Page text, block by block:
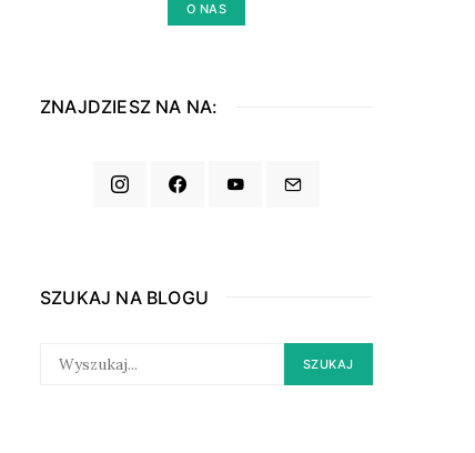
O NAS
ZNAJDZIESZ NA NA:
SZUKAJ NA BLOGU
FOR:
SZUKAJ